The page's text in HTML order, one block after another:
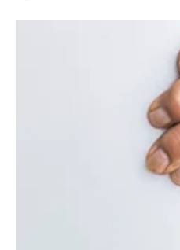
förrän tisdag, inte för att
visste att frågan låg där. Det
mönster, och mönstret har ett
arbetssätt som en gång
delad inkorg, ett kalkylark
vem som gör vad. Det
Vid en viss storlek slutar det